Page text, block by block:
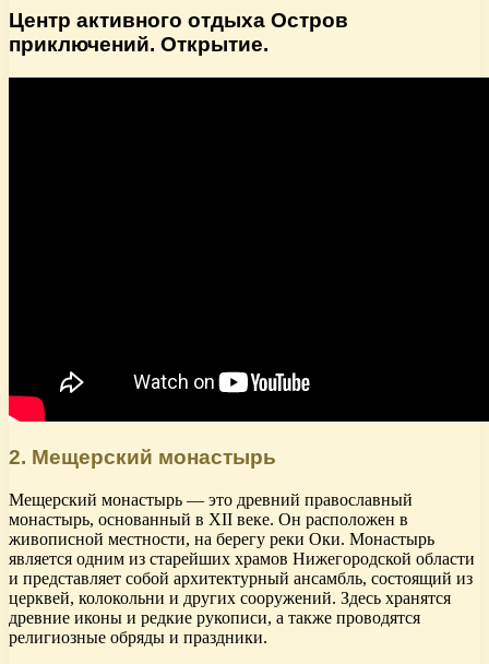
Центр активного отдыха Остров
приключений. Открытие.
2. Мещерский монастырь
Мещерский монастырь — это древний православный
монастырь, основанный в XII веке. Он расположен в
живописной местности, на берегу реки Оки. Монастырь
является одним из старейших храмов Нижегородской области
и представляет собой архитектурный ансамбль, состоящий из
церквей, колокольни и других сооружений. Здесь хранятся
древние иконы и редкие рукописи, а также проводятся
религиозные обряды и праздники.